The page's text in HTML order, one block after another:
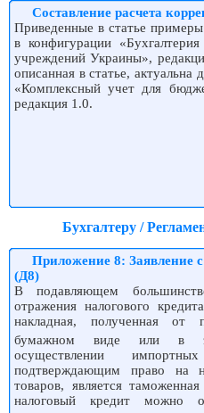
Составление расчета
Приведенные в статье
в конфигурации
учреждений Украины»,
описанная в статье, актуальна
«Комплексный учет для
редакция 1.0.
Бухгалтеру /
Приложение 8: Заявление
(Д8)
В подавляющем
отражения налогового
накладная, полученная от
бумажном виде или в
осуществлении
подтверждающим право на
товаров, является
налоговый кредит можно